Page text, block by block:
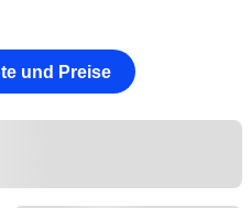
und Preise